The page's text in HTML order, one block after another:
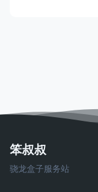
笨叔叔
骁龙盒子服务站